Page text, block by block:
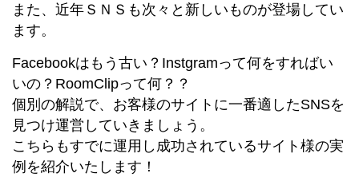
また、近年ＳＮＳも次々と新しいものが登場してい
ます。
Facebookはもう古い？Instgramって何をすればい
いの？RoomClipって何？？
個別の解説で、お客様のサイトに一番適したSNSを
見つけ運営していきましょう。
こちらもすでに運用し成功されているサイト様の実
例を紹介いたします！